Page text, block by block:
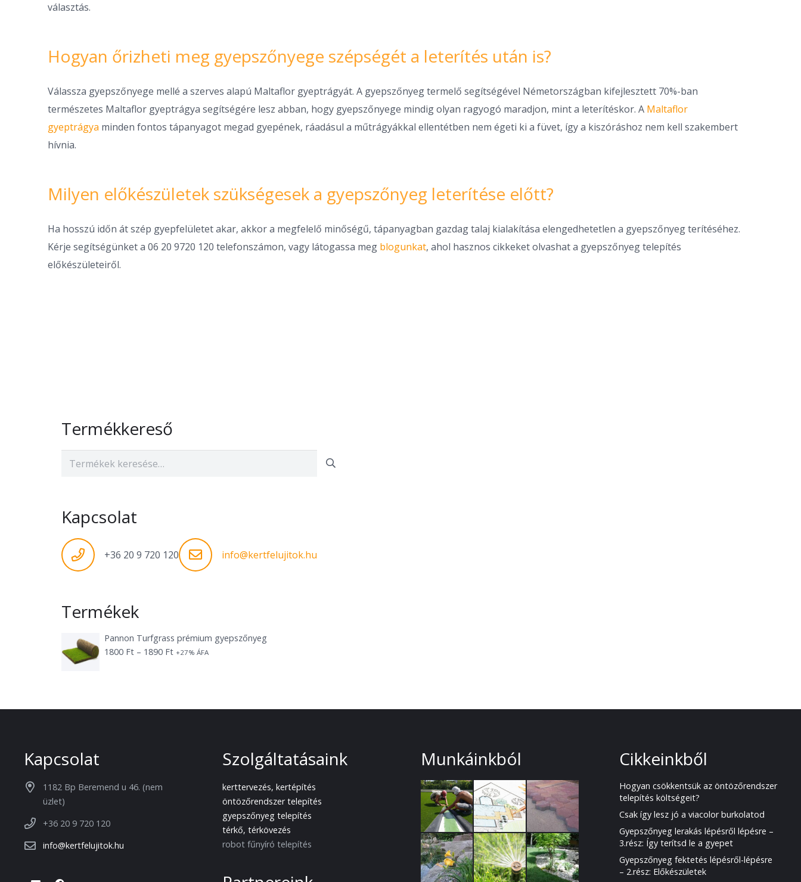
választás.
Hogyan őrizheti meg gyepszőnyege szépségét a leterítés után is?
Válassza gyepszőnyege mellé a szerves alapú Maltaflor gyeptrágyát. A gyepszőnyeg termelő segítségével Németországban kifejlesztett 70%-ban
természetes Maltaflor gyeptrágya segítségére lesz abban, hogy gyepszőnyege mindig olyan ragyogó maradjon, mint a leterítéskor. A Maltaflor
gyeptrágya minden fontos tápanyagot megad gyepének, ráadásul a műtrágyákkal ellentétben nem égeti ki a füvet, így a kiszóráshoz nem kell szakembert
hívnia.
Milyen előkészületek szükségesek a gyepszőnyeg leterítése előtt?
Ha hosszú időn át szép gyepfelületet akar, akkor a megfelelő minőségű, tápanyagban gazdag talaj kialakítása elengedhetetlen a gyepszőnyeg terítéséhez.
Kérje segítségünket a 06 20 9720 120 telefonszámon, vagy látogassa meg blogunkat, ahol hasznos cikkeket olvashat a gyepszőnyeg telepítés
előkészületeiről.
Termékkereső
Keresés
Kapcsolat
+36 20 9 720 120 info@kertfelujitok.hu
Termékek
Pannon Turfgrass prémium gyepszőnyeg
1800 Ft – 1890 FtÁrtartomány:
+27% ÁFA
Kapcsolat
1182 Bp Beremend u 46. (nem
üzlet)
+36 20 9 720 120
info@kertfelujitok.hu
Szolgáltatásaink
kerttervezés, kertépítés
öntözőrendszer telepítés
gyepszőnyeg telepítés
térkő, térkövezés
robot fűnyíró telepítés
Munkáinkból Cikkeinkből
Hogyan csökkentsük az öntözőrendszer
telepítés költségeit?
Csak így lesz jó a viacolor burkolatod
Gyepszőnyeg lerakás lépésről lépésre –
3.rész: Így terítsd le a gyepet
Gyepszőnyeg fektetés lépésről-lépésre
– 2.rész: Előkészületek